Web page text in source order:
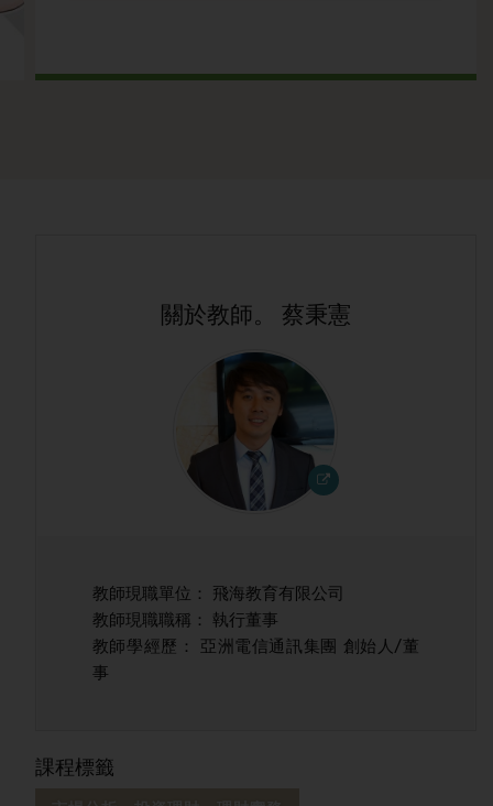
關於教師。 蔡秉憲
教師現職單位： 飛海教育有限公司
教師現職職稱： 執行董事
教師學經歷： 亞洲電信通訊集團 創始人/董
事
課程標籤